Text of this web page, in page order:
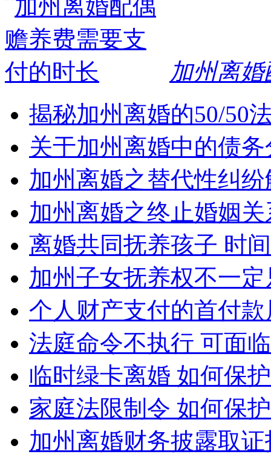
加州离
揭秘加州离婚的50/50
关于加州离婚中的债
加州离婚之替代性纠
加州离婚之终止婚姻关
离婚共同抚养孩子 时
加州子女抚养权不一
个人财产支付的首付
法庭命令不执行 可面
临时绿卡离婚 如何保
家庭法限制令 如何保
加州离婚财务披露取证